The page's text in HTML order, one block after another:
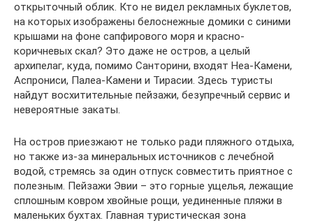
открыточный облик. Кто не видел рекламных буклетов,
на которых изображены белоснежные домики с синими
крышами на фоне сапфирового моря и красно-
коричневых скал? Это даже не остров, а целый
архипелаг, куда, помимо Санторини, входят Неа-Камени,
Аспрониси, Палеа-Камени и Тирасии. Здесь туристы
найдут восхитительные пейзажи, безупречный сервис и
невероятные закаты.
На остров приезжают не только ради пляжного отдыха,
но также из-за минеральных источников с лечебной
водой, стремясь за один отпуск совместить приятное с
полезным. Пейзажи Эвии – это горные ущелья, лежащие
сплошным ковром хвойные рощи, уединенные пляжи в
маленьких бухтах. Главная туристическая зона